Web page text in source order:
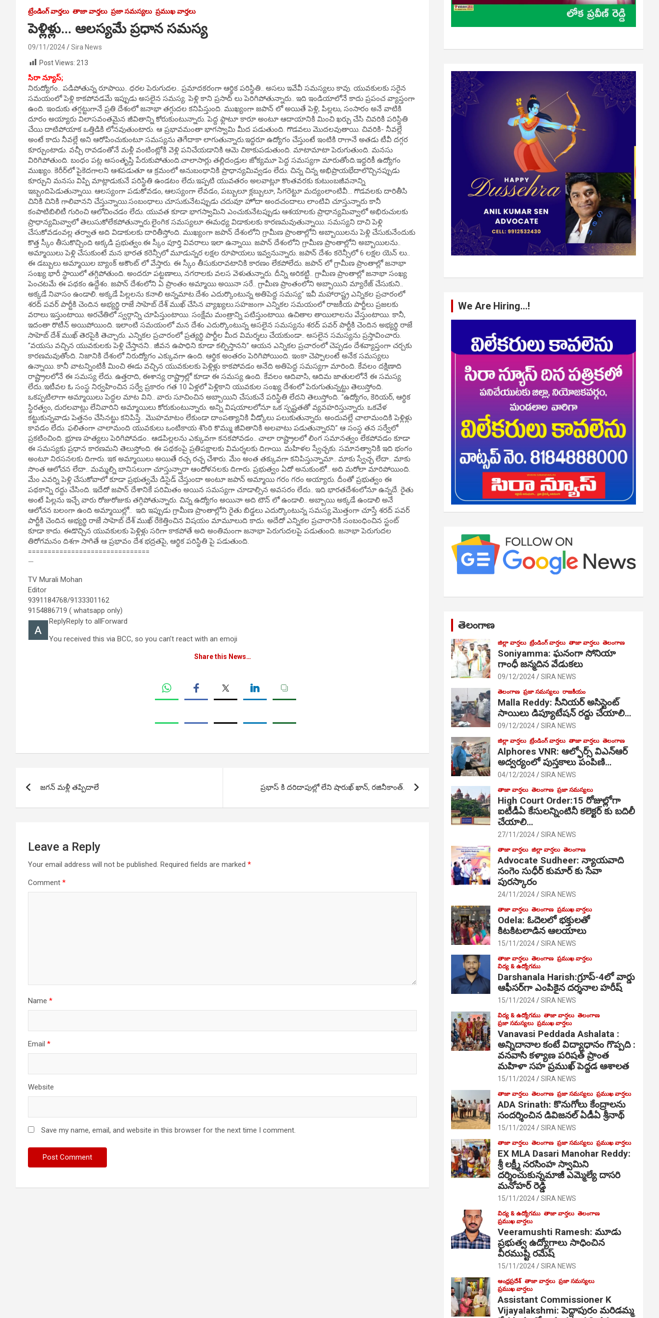
ట్రేండింగ్ వార్తలు తాజా వార్తలు ప్రజా సమస్యలు ప్రముఖ వార్తలు
పెళ్లిళ్లు… ఆలస్యమే ప్రధాన సమస్య
09/11/2024
Sira News
Post Views: 213
సిరా న్యూస్;
నిరుద్యోగం.. పడిపోతున్న రూపాయి.. ధరల పెరుగుదల.. ప్రమాదకరంగా ఆర్థిక పరిస్థితి.. అసలు ఇవేవీ సమస్యలు కావు. యువకులకు సరైన
సమయంలో పెళ్లి కాకపోవడమే ఇప్పుడు అసలైన సమస్య. పెళ్లి కాని ప్రసాద్ లు పెరిగిపోతున్నారు.. ఇది ఇండియాలోనే కాదు ప్రపంచ వ్యాప్తంగా
ఉంది. ఇందుకు తగ్గట్టుగానే ప్రతి దేశంలో జనాభా తగ్గుదల కనిపిస్తుంది. ముఖ్యంగా జపాన్ లో అయితే పెళ్లి, పిల్లలు, సంసారం అనే వాటికి
దూరం అయ్యారు విలాసవంతమైన జీవితాన్ని కోరుకుంటున్నారు. పెద్ద ఫ్లాటూ కారూ అంటూ ఆదాయానికి మించి ఖర్చు చేసి చివరికి పరిస్థితి
చేయి దాటిపోయాక ఒత్తిడికి లోనవుతుంటారు. ఆ ప్రభావమంతా భాగస్వామి మీద పడుతుంది. గొడవలు మొదలవుతాయి. చివరికి- నీవల్లే
అంటే కాదు నీవల్లే అని ఆరోపించుకుంటూ సమస్యను తెగేదాకా లాగుతున్నారు.ఇద్దరూ ఉద్యోగం చేస్తుంటే ఇంటికి రాగానే అతడు టీవీ దగ్గర
కూర్చుంటాడు. వచ్చీ రావడంతోనే మళ్లీ వంటింట్లోకి వెళ్లి పనిచేయడానికి ఆమె చికాకుపడుతుంది. మాటామాటా పెరుగుతుంది. మనసు
విరిగిపోతుంది. బంధం పట్ల అసంతృప్తి పేరుకుపోతుంది.చాలాసార్లు తల్లిదండ్రుల జోక్యమూ పెద్ద సమస్యగా మారుతోంది.ఇద్దరికీ ఉద్యోగం
ముఖ్యం. కెరీర్‌లో పైకెదగాలని ఆశపడుతూ ఆ క్రమంలో అనుబంధానికి ప్రాధాన్యమివ్వడం లేదు. చిన్న చిన్న అభిప్రాయభేదాలొచ్చినప్పుడు
కూర్చుని మనసు విప్పి మాట్లాడుకునే పరిస్థితి ఉండటం లేదు.ఇప్పటి యువతరం అలవాట్లూ కొంతవరకు కుటుంబజీవనాన్ని
ఇబ్బందిపెడుతున్నాయి. ఆలస్యంగా పడుకోవడం, ఆలస్యంగా లేవడం, పబ్బులూ క్లబ్బులూ, సిగరెట్టూ మద్యంలాంటివీ… గొడవలకు దారితీసి
చినికి చినికి గాలివానని చేస్తున్నాయి.సంబంధాలు చూసుకునేటప్పుడు చదువూ హోదా అందచందాలు లాంటివి చూస్తున్నారు కానీ
కంపాటిబిలిటీ గురించి ఆలోచించడం లేదు. యువత కూడా భాగస్వామిని ఎంచుకునేటప్పుడు ఆశయాలకు ప్రాధాన్యమివ్వాలో అభిరుచులకు
ప్రాధాన్యమివ్వాలో తెలుసుకోలేకపోతున్నారు.లైంగిక సమస్యలూ ఈమధ్య విడాకులకు కారణమవుతున్నాయి. సమస్యని దాచి పెళ్లి
చేసుకోవడంవల్ల తర్వాత అది విడాకులకు దారితీస్తోంది. ముఖ్యంగా జపాన్ దేశంలోని గ్రామీణ ప్రాంతాల్లోని అబ్బాయిలను పెళ్లి చేసుకునేందుకు
కొత్త స్కీం తీసుకొచ్చింది అక్కడి ప్రభుత్వం.ఈ స్కీం పూర్తి వివరాలు ఇలా ఉన్నాయి. జపాన్ దేశంలోని గ్రామీణ ప్రాంతాల్లోని అబ్బాయిలను..
అమ్మాయిలు పెళ్లి చేసుకుంటే మన భారత కరెన్సీలో మూడున్నర లక్షల రూపాయలు ఇవ్వనున్నారు. జపాన్ దేశం కరెన్సీలో 6 లక్షల యెన్ లు..
ఈ డబ్బులు అమ్మాయిల బ్యాంక్ అకౌంట్ లో వేస్తారు. ఈ స్కీం తీసుకురావటానికి కారణం లేకపోలేదు. జపాన్ లో గ్రామీణ ప్రాంతాల్లో జనాభా
సంఖ్య భారీ స్థాయిలో తగ్గిపోతుంది. అందరూ పట్టణాలు, నగరాలకు వలస వెళుతున్నారు. దీన్ని అరికట్టి.. గ్రామీణ ప్రాంతాల్లో జనాభా సంఖ్య
పెంచటమే ఈ పథకం ఉద్దేశం. జపాన్ దేశంలోని ఏ ప్రాంతం అమ్మాయి అయినా సరే.. గ్రామీణ ప్రాంతంలోని అబ్బాయిని మ్యారేజ్ చేసుకుని..
అక్కడే నివాసం ఉండాలి. అక్కడే పిల్లలను కనాలి అన్నమాట.దేశం ఎదుర్కొంటున్న అతిపెద్ద సమస్య” ఇవీ మహారాష్ట్ర ఎన్నికల ప్రచారంలో
శరద్ పవర్ పార్టీకి చెందిన అభ్యర్థి రాజే సాహెబ్ దేశ్ ముఖ్ చేసిన వ్యాఖ్యలు.సహజంగా ఎన్నికల సమయంలో రాజకీయ పార్టీలు ప్రజలకు
వరాలు ఇస్తుంటాయి. అరచేతిలో స్వర్గాన్ని చూపిస్తుంటాయి. సంక్షేమ మంత్రాన్ని పటిస్తుంటాయి. ఉచితాల తాయిలాలను వేస్తుంటాయి. కానీ,
ఇదంతా రొటీన్ అయిపోయింది. ఇలాంటి సమయంలో మన దేశం ఎదుర్కొంటున్న అసలైన సమస్యను శరద్ పవర్ పార్టీకి చెందిన అభ్యర్థి రాజే
సాహెబ్ దేశ్ ముఖ్ తెరపైకి తెచ్చారు. ఎన్నికల ప్రచారంలో ప్రత్యర్థి పార్టీల మీద విమర్శలు చేయకుండా.. అసలైన సమస్యను ప్రస్తావించారు.
“వయసు వచ్చిన యువకులకు పెళ్లి చేస్తానని.. జీవన ఉపాధిని కూడా కల్పిస్తానని” ఆయన ఎన్నికల ప్రచారంలో చెప్పడం దేశవ్యాప్తంగా చర్చకు
కారణమవుతోంది. నిజానికి దేశంలో నిరుద్యోగం ఎక్కువగా ఉంది. ఆర్థిక అంతరం పెరిగిపోయింది. ఇంకా చెప్పాలంటే అనేక సమస్యలు
ఉన్నాయి. కానీ వాటన్నింటికీ మించి ఈడు వచ్చిన యువకులకు పెళ్లిళ్లు కాకపోవడం అనేది అతిపెద్ద సమస్యగా మారింది. కేవలం దక్షిణాది
రాష్ట్రాలలోనే ఈ సమస్య లేదు. ఉత్తరాది, ఈశాన్య రాష్ట్రాల్లో కూడా ఈ సమస్య ఉంది. కేవలం ఆదివాసి, ఆదిమ జాతులలోనే ఈ సమస్య
లేదు..ఇటీవల ఓ సంస్థ నిర్వహించిన సర్వే ప్రకారం గత 10 ఏళ్లలో పెళ్లికాని యువకుల సంఖ్య దేశంలో పెరుగుతున్నట్టు తెలుస్తోంది.
ఒకప్పటిలాగా అమ్మాయిలు పెద్దల మాట విని.. వారు సూచించిన అబ్బాయిని చేసుకునే పరిస్థితి లేదని తెలుస్తోంది. “ఉద్యోగం, కెరియర్, ఆర్థిక
స్థిరత్వం, దురలవాట్లు లేనివారిని అమ్మాయిలు కోరుకుంటున్నారు. అన్ని విషయాలలోనూ ఒక స్పష్టతతో వ్యవహరిస్తున్నారు. ఒకవేళ
కట్టుకున్నవాడు పెత్తనం చేసినట్టు కనిపిస్తే.. మొహమాటం లేకుండా దాంపత్యానికి వీడ్కోలు పలుకుతున్నారు. అందువల్లే చాలామందికి పెళ్లిళ్లు
కావడం లేదు. ఫలితంగా చాలామంది యువకులు ఒంటికాయ శొంఠి కొమ్ము జీవితానికి అలవాటు పడుతున్నారని” ఆ సంస్థ తన సర్వేలో
ప్రకటించింది. భ్రూణ హత్యలు పెరిగిపోవడం.. ఆడపిల్లలను ఎక్కువగా కనకపోవడం.. చాలా రాష్ట్రాలలో లింగ సమానత్వం లేకపోవడం కూడా
ఈ సమస్యకు ప్రధాన కారణమని తెలుస్తోంది. ఈ పథకంపై ప్రతిపక్షాలకు విమర్శలకు దిగాయి. మహిళల స్వేచ్ఛకు. సమానత్వానికి ఇది భంగం
అంటూ నిరసనలకు దిగారు. ఇక అమ్మాయిలు అయితే రచ్చ రచ్చ చేశారు. మేం అంత తక్కువగా కనిపిస్తున్నామా.. మాకు స్వేచ్ఛ లేదా.. మాకు
సొంత ఆలోచన లేదా.. మమ్మల్ని బానిసలుగా చూస్తున్నారా ఆందోళనలకు దిగారు. ప్రభుత్వం ఏదో అనుకుంటో.. అది మరోలా మారిపోయింది.
మేం ఎవర్ని పెళ్లి చేసుకోవాలో కూడా ప్రభుత్వమే డిసైడ్ చేస్తుందా అంటూ జపాన్ అమ్మాయి గరం గరం అయ్యారు. దీంతో ప్రభుత్వం ఈ
పథకాన్ని రద్దు చేసింది. ఇదేదో జపాన్ దేశానికే పరిమితం అయిన సమస్యగా చూడాల్సిన అవసరం లేదు.. ఇది భారతదేశంలోనూ ఉన్నదే. రైతు
అంటే పిల్లను ఇచ్చే వారు రోజురోజుకు తగ్గిపోతున్నారు. చిన్న ఉద్యోగం అయినా అది టౌన్ లో ఉండాలి.. అబ్బాయి అక్కడే ఉండాలి అనే
ఆలోచన బలంగా ఉంది అమ్మాయిల్లో.. ఇది ఇప్పుడు గ్రామీణ ప్రాంతాల్లోని రైతు బిడ్డలు ఎదుర్కొంటున్న సమస్య.మొత్తంగా చూస్తే శరద్ పవర్
పార్టీకి చెందిన అభ్యర్థి రాజే సాహెబ్ దేశ్ ముఖ్ రేకెత్తించిన విషయం మామూలుది కాదు. అదేదో ఎన్నికల ప్రచారానికి సంబంధించిన స్టంట్
కూడా కాదు. ఈడొచ్చిన యువకులకు పెళ్లిళ్లు సరిగా కాకపోతే అది అంతిమంగా జనాభా పెరుగుదలపై పడుతుంది. జనాభా పెరుగుదల
తిరోగమనం దిశగా సాగితే ఆ ప్రభావం దేశ భద్రతపై, ఆర్థిక పరిస్థితి పై పడుతుంది.
===============================
—
TV Murali Mohan
Editor
9391184768/9133301162
9154886719 ( whatsapp only)
ReplyReply to allForward
You received this via BCC, so you can’t react with an emoji
Share this News…
navigation
జగన్ మళ్లీ తప్పిదాలే ప్రభాస్ కి దరిదాపుల్లో లేని షారుఖ్ ఖాన్, రజినీకాంత్.
Leave a Reply
Your email address will not be published. Required fields are marked *
Comment *
Name *
Email *
Website
Save my name, email, and website in this browser for the next time I comment.
We Are Hiring…!
తెలంగాణ
జిల్లా వార్తలు ట్రేండింగ్ వార్తలు తాజా వార్తలు తెలంగాణ
Soniyamma: ఘ‌నంగా సోనియా
గాంధీ జ‌న్మ‌దిన వేడుక‌లు
09/12/2024 SIRA NEWS
తెలంగాణ ప్రజా సమస్యలు రాజకీయం
Malla Reddy: సీనియర్ అసిస్టెంట్
సాయిలు డిప్యూటేషన్ రద్దు చేయాలి…
09/12/2024 SIRA NEWS
జిల్లా వార్తలు ట్రేండింగ్ వార్తలు తాజా వార్తలు తెలంగాణ
Alphores VNR: ఆల్ఫోర్స్ విఎన్ఆర్
అద్వర్యంలో పుస్తకాలు పంపిణి…
04/12/2024 SIRA NEWS
తాజా వార్తలు తెలంగాణ ప్రజా సమస్యలు
High Court Order:15 రోజుల్లోగా
ఐటీడీఏ కేసులన్నింటినీ కలెక్టర్ కు బదిలీ
చేయాలి…
27/11/2024 SIRA NEWS
తాజా వార్తలు జిల్లా వార్తలు తెలంగాణ
Advocate Sudheer: న్యాయవాది
సంగెం సుధీర్ కుమార్ కు సేవా
పురస్కారం
24/11/2024 SIRA NEWS
తాజా వార్తలు తెలంగాణ ప్రముఖ వార్తలు
Odela: ఓదెల‌లో భక్తులతో
కిటకిటలాడిన ఆల‌యాలు
15/11/2024 SIRA NEWS
తాజా వార్తలు తెలంగాణ ప్రముఖ వార్తలు
విద్య & ఉద్యోగము
Darshanala Harish:గ్రూప్-4లో వార్డు
ఆఫీసర్‌గా ఎంపికైన దర్శనాల హరీష్
15/11/2024 SIRA NEWS
విద్య & ఉద్యోగము తాజా వార్తలు తెలంగాణ
ప్రజా సమస్యలు ప్రముఖ వార్తలు
Vanavasi Peddada Ashalata :
అన్నిదానాల కంటే విద్యాధానం గొప్పది :
వనవాసి కళ్యాణ పరిషత్ ప్రాంత
మహిళా సహ ప్రముఖ్ పెద్దడ ఆశాలత
15/11/2024 SIRA NEWS
తాజా వార్తలు తెలంగాణ ప్రజా సమస్యలు ప్రముఖ వార్తలు
ADA Srinath: కొనుగోలు కేంద్రాల‌ను
సంద‌ర్శించిన డివిజనల్ ఏడీఏ శ్రీనాథ్
15/11/2024 SIRA NEWS
తాజా వార్తలు తెలంగాణ ప్రజా సమస్యలు ప్రముఖ వార్తలు
EX MLA Dasari Manohar Reddy:
శ్రీ లక్ష్మీ నరసింహ స్వామిని
దర్శించుకున్నమాజీ ఎమ్మెల్యే దాసరి
మనోహర్ రెడ్డి
15/11/2024 SIRA NEWS
విద్య & ఉద్యోగము తాజా వార్తలు తెలంగాణ
ప్రముఖ వార్తలు
Veeramushti Ramesh: మూడు
ప్రభుత్వ ఉద్యోగాలు సాధించిన
వీరముష్టి రమేష్
15/11/2024 SIRA NEWS
ఆంధ్రప్రదేశ్ తాజా వార్తలు ప్రజా సమస్యలు
ప్రముఖ వార్తలు
Assistant Commissioner K
Vijayalakshmi: పెద్దాపురం మరిడమ్మ